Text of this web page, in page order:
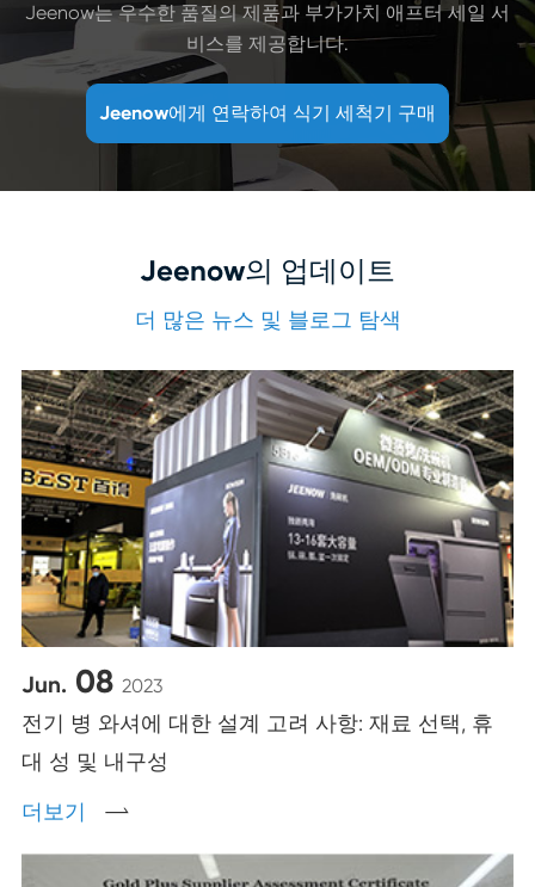
Jeenow는 우수한 품질의 제품과 부가가치 애프터 세일 서
비스를 제공합니다.
Jeenow에게 연락하여 식기 세척기 구매
Jeenow의 업데이트
더 많은 뉴스 및 블로그 탐색
Jun. 08 2023
전기 병 와셔에 대한 설계 고려 사항: 재료 선택, 휴
대 성 및 내구성
더보기
